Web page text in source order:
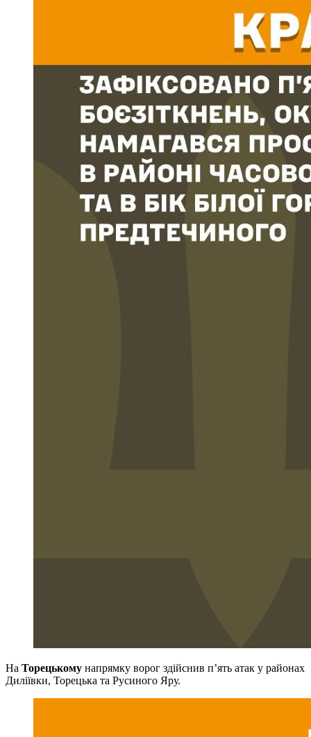
На Торецькому напрямку ворог здійснив п’ять атак у районах
Диліївки, Торецька та Русиного Яру.